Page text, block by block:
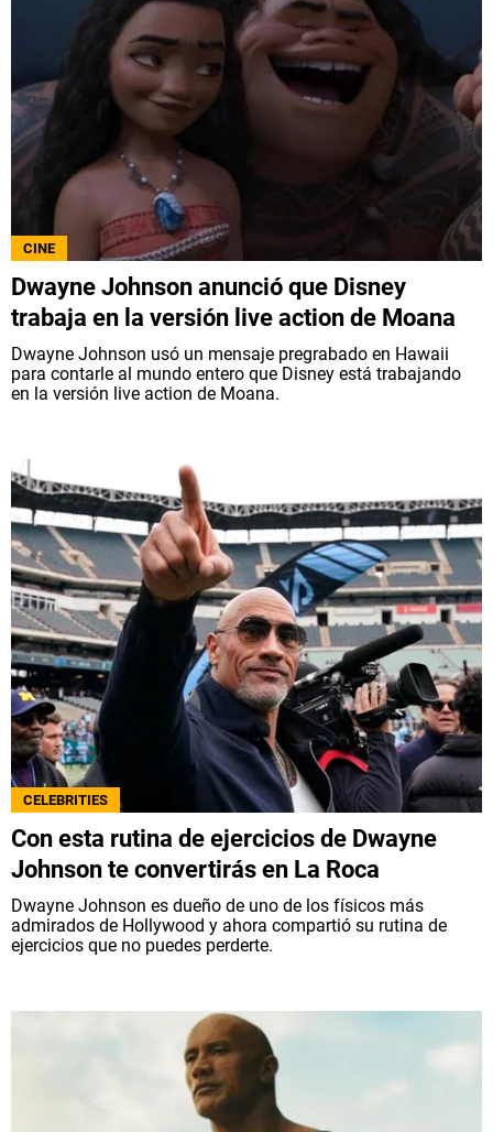
CINE
Dwayne Johnson anunció que Disney
trabaja en la versión live action de Moana
Dwayne Johnson usó un mensaje pregrabado en Hawaii
para contarle al mundo entero que Disney está trabajando
en la versión live action de Moana.
CELEBRITIES
Con esta rutina de ejercicios de Dwayne
Johnson te convertirás en La Roca
Dwayne Johnson es dueño de uno de los físicos más
admirados de Hollywood y ahora compartió su rutina de
ejercicios que no puedes perderte.